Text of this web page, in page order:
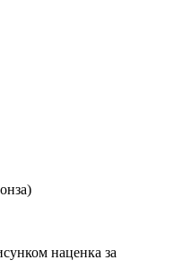
наценка за